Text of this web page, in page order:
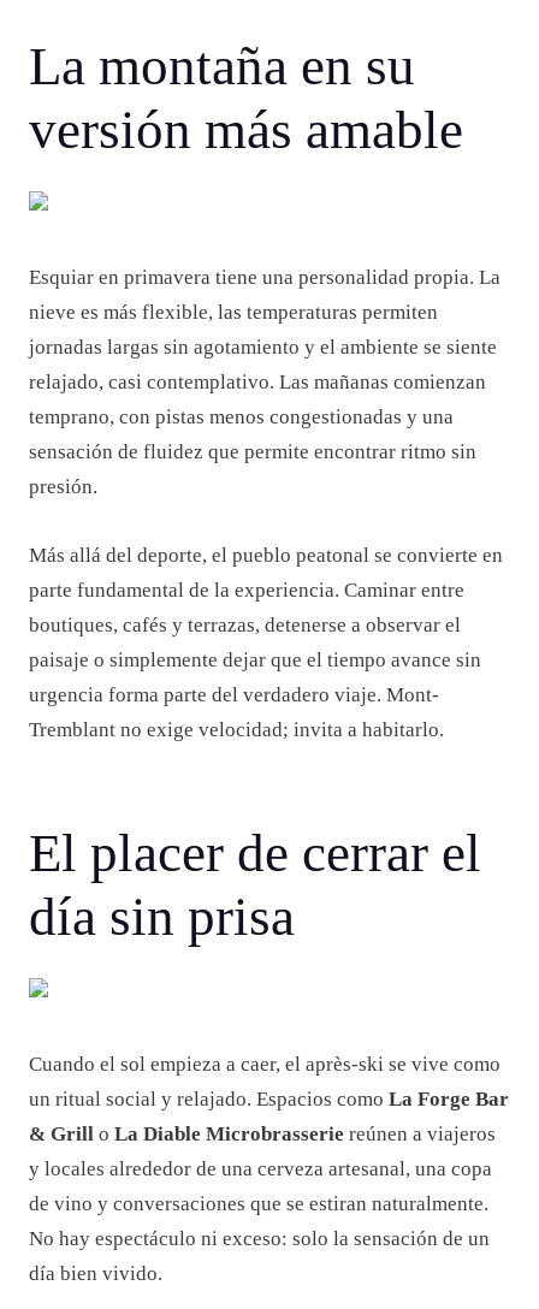
La montaña en su
versión más amable
Esquiar en primavera tiene una personalidad propia. La
nieve es más flexible, las temperaturas permiten
jornadas largas sin agotamiento y el ambiente se siente
relajado, casi contemplativo. Las mañanas comienzan
temprano, con pistas menos congestionadas y una
sensación de fluidez que permite encontrar ritmo sin
presión.
Más allá del deporte, el pueblo peatonal se convierte en
parte fundamental de la experiencia. Caminar entre
boutiques, cafés y terrazas, detenerse a observar el
paisaje o simplemente dejar que el tiempo avance sin
urgencia forma parte del verdadero viaje. Mont-
Tremblant no exige velocidad; invita a habitarlo.
El placer de cerrar el
día sin prisa
Cuando el sol empieza a caer, el après-ski se vive como
un ritual social y relajado. Espacios como La Forge Bar
& Grill o La Diable Microbrasserie reúnen a viajeros
y locales alrededor de una cerveza artesanal, una copa
de vino y conversaciones que se estiran naturalmente.
No hay espectáculo ni exceso: solo la sensación de un
día bien vivido.